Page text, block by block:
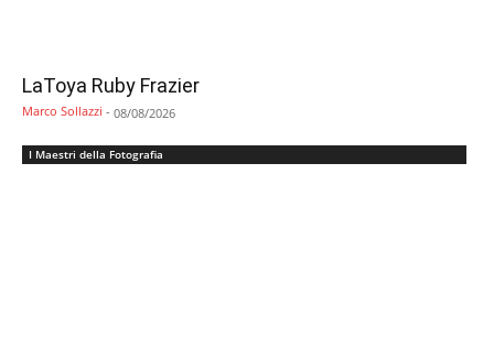
LaToya Ruby Frazier
Marco Sollazzi - 08/08/2026
I Maestri della Fotografia